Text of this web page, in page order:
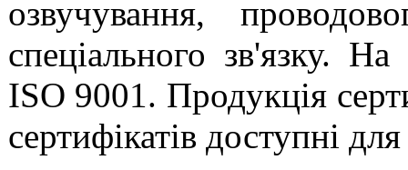
озвучування,
спеціального зв'язку.
ISO 9001. Продукція
сертифікатів доступні